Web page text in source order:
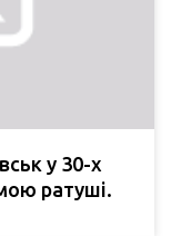
у 30-х
ратуші.